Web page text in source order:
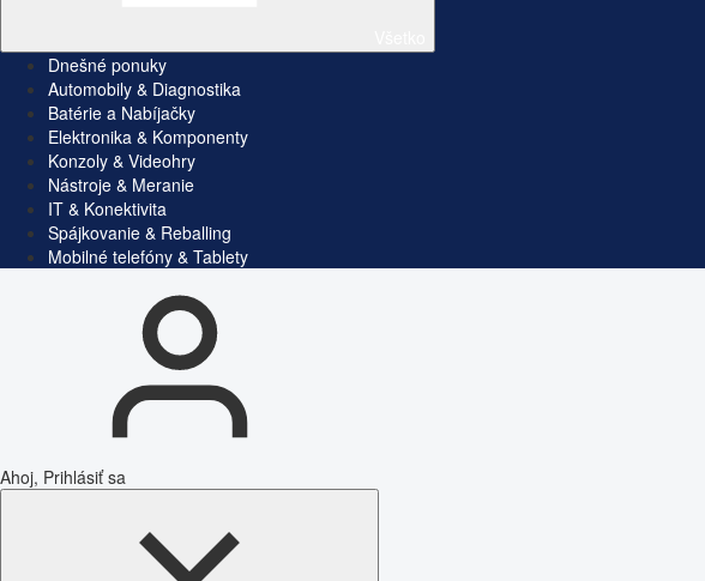
Dnešné ponuky
Automobily & Diagnostika
Batérie a Nabíjačky
Elektronika & Komponenty
Konzoly & Videohry
Nástroje & Meranie
IT & Konektivita
Spájkovanie & Reballing
Mobilné telefóny & Tablety
Ahoj, Prihlásiť sa